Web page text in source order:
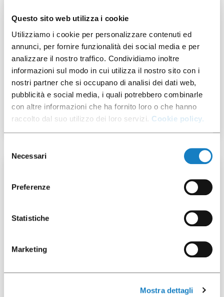
Questo sito web utilizza i cookie
Utilizziamo i cookie per personalizzare contenuti ed
annunci, per fornire funzionalità dei social media e per
analizzare il nostro traffico. Condividiamo inoltre
informazioni sul modo in cui utilizza il nostro sito con i
nostri partner che si occupano di analisi dei dati web,
pubblicità e social media, i quali potrebbero combinarle
con altre informazioni che ha fornito loro o che hanno
raccolto dal suo utilizzo dei loro servizi. Cookie policy.
delNecessari
Preferenze
Statistiche
Marketing
Mostra dettagli
292029
Cop.Flat Carta per
B.8.9/12oz
B.25-28cl/8.9oz URBAN